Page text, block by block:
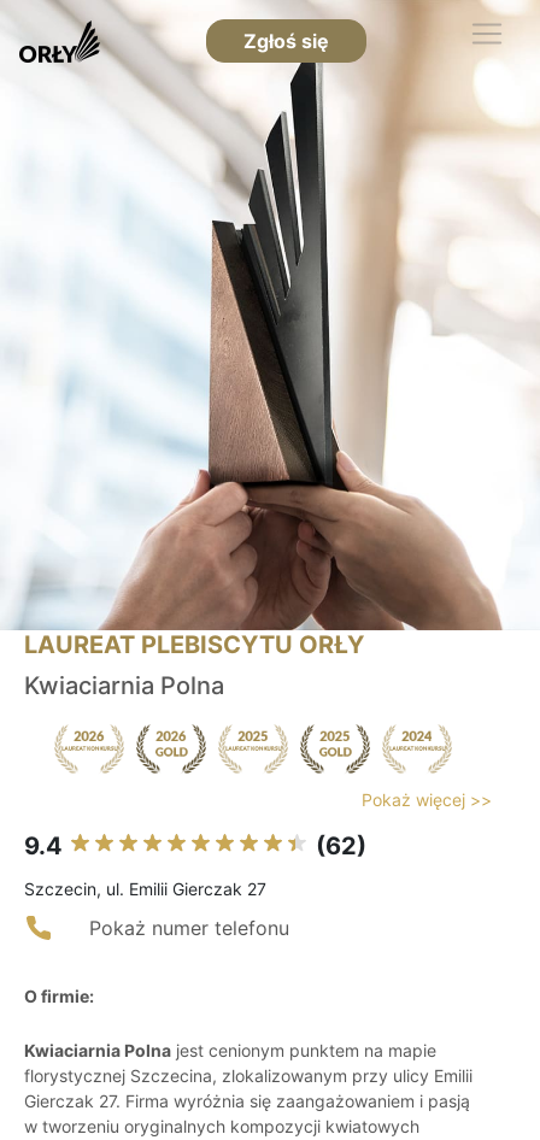
Zgłoś się
LAUREAT PLEBISCYTU ORŁY
Kwiaciarnia Polna
Pokaż więcej >>
9.4 (62)
Szczecin, ul. Emilii Gierczak 27
Pokaż numer telefonu
O firmie:
Kwiaciarnia Polna jest cenionym punktem na mapie
florystycznej Szczecina, zlokalizowanym przy ulicy Emilii
Gierczak 27. Firma wyróżnia się zaangażowaniem i pasją
w tworzeniu oryginalnych kompozycji kwiatowych